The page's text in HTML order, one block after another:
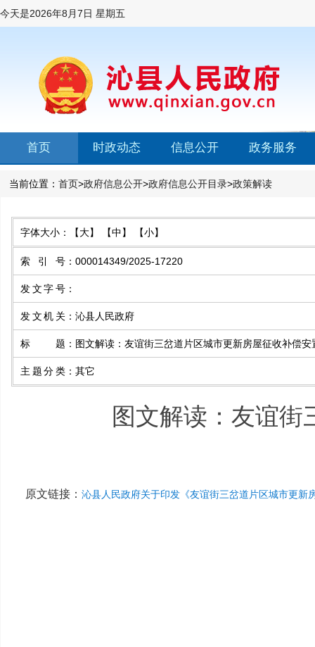
今天是2026年8月7日 星期五
首页 时政动态 信息公开 政务服务
当前位置： 首页>政府信息公开>政府信息公开目录>政策解读
字体大小： 【大】 【中】 【小】
索引号 ： 000014349/2025-17220
发文字号 ：
发文机关 ： 沁县人民政府
标题 ： 图文解读：友谊街三岔道片区城市更新房屋征收补偿安
主题分类 ： 其它
图文解读：友谊街
原文链接： 沁县人民政府关于印发《友谊街三岔道片区城市更新